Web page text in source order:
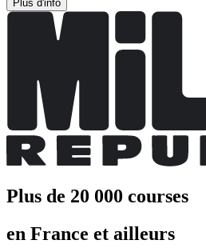
Plus d'info
Plus de 20 000 courses
en France et ailleurs